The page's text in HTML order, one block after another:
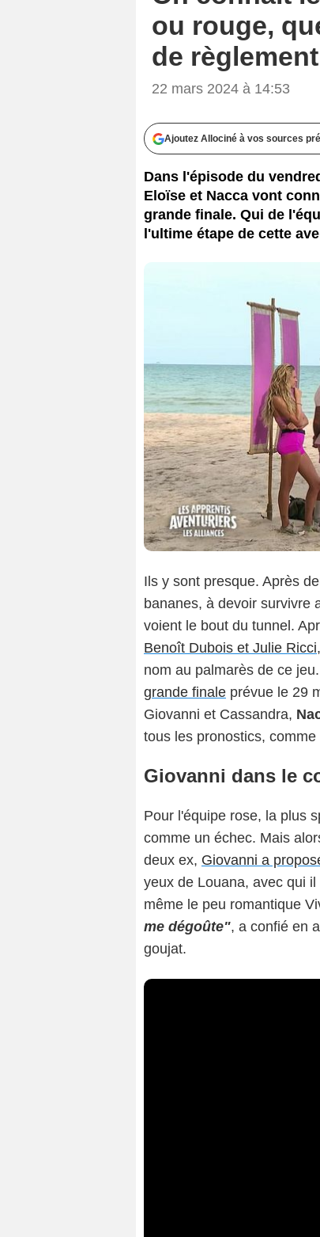
ou rouge,
de
22 mars 2024 à 14:53
Ajoutez Allociné à vos sources
Dans l'épisode du
Eloïse et Nacca vont
grande finale. Qui de
l'ultime étape de cette
Ils y sont presque. Après
bananes, à devoir survivre
voient le bout du tunnel.
Benoît Dubois et Julie Ricci
nom au palmarès de ce
grande finale prévue le 29
Giovanni et Cassandra,
tous les pronostics,
Giovanni dans le
Pour l'équipe rose, la plus
comme un échec. Mais
deux ex, Giovanni a
yeux de Louana, avec qui
même le peu romantique
me dégoûte", a confié en
goujat.